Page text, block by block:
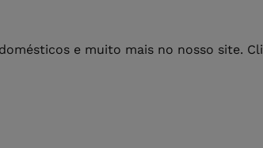
e muito mais no nosso site.